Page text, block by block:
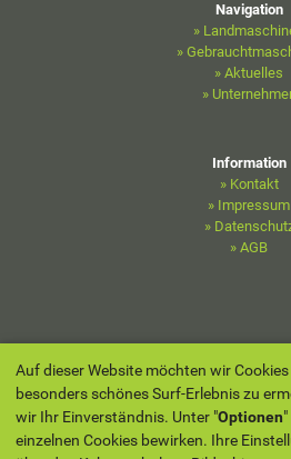
Navigation
»
»
» Aktuelles
»
Information
» Kontakt
» Impressum
»
» AGB
Auf dieser Website möchten wir
besonders schönes Surf-Erlebnis zu
wir Ihr Einverständnis. Unter "Optionen
einzelnen Cookies bewirken. Ihre